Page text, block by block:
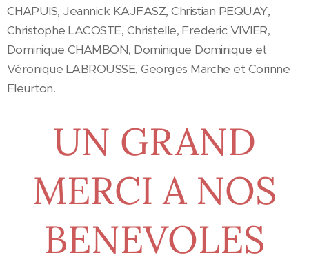
CHAPUIS, Jeannick KAJFASZ, Christian PEQUAY,
Christophe LACOSTE, Christelle, Frederic VIVIER,
Dominique CHAMBON, Dominique Dominique et
Véronique LABROUSSE, Georges Marche et Corinne
Fleurton.
UN GRAND
MERCI A NOS
BENEVOLES